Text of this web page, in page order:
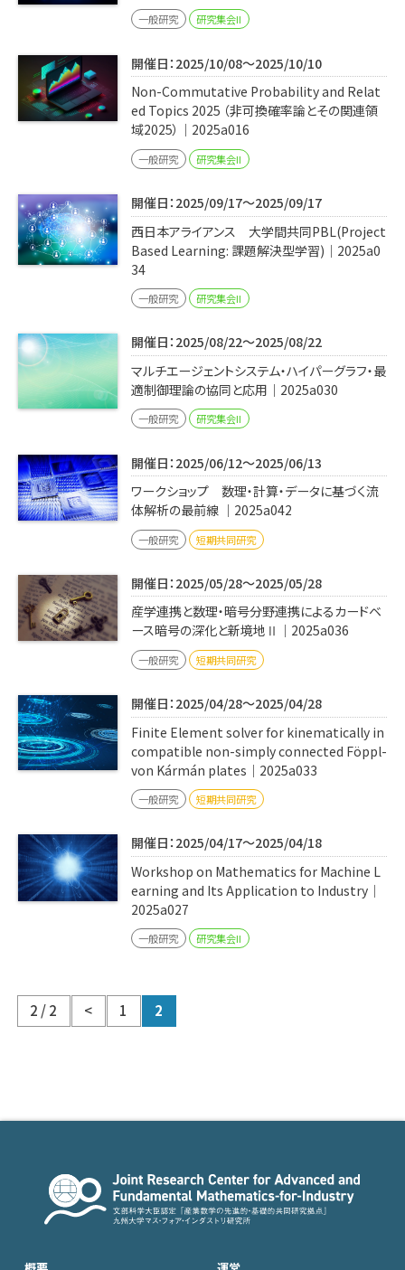
一般研究 研究集会II
開催日：2025/10/08～2025/10/10
Non-Commutative Probability and Relat
ed Topics 2025 （非可換確率論とその関連領
域2025）｜2025a016
一般研究 研究集会II
開催日：2025/09/17～2025/09/17
西日本アライアンス 大学間共同PBL(Project
Based Learning: 課題解決型学習)｜2025a0
34
一般研究 研究集会II
開催日：2025/08/22～2025/08/22
マルチエージェントシステム・ハイパーグラフ・最
適制御理論の協同と応用｜2025a030
一般研究 研究集会II
開催日：2025/06/12～2025/06/13
ワークショップ 数理・計算・データに基づく流
体解析の最前線 ｜2025a042
一般研究 短期共同研究
開催日：2025/05/28～2025/05/28
産学連携と数理・暗号分野連携によるカードベ
ース暗号の深化と新境地Ⅱ｜2025a036
一般研究 短期共同研究
開催日：2025/04/28～2025/04/28
Finite Element solver for kinematically in
compatible non-simply connected Föppl-
von Kármán plates｜2025a033
一般研究 短期共同研究
開催日：2025/04/17～2025/04/18
Workshop on Mathematics for Machine L
earning and Its Application to Industry｜
2025a027
一般研究 研究集会II
2 / 2 < 1 2